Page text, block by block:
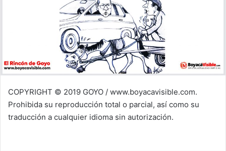
COPYRIGHT © 2019 GOYO / www.boyacavisible.com.
Prohibida su reproducción total o parcial, así como su
traducción a cualquier idioma sin autorización.